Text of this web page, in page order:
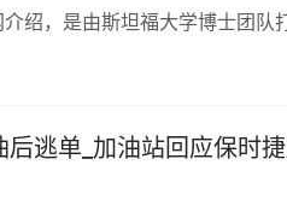
绍，是由斯坦福大学博士团队
逃单_加油站回应保时